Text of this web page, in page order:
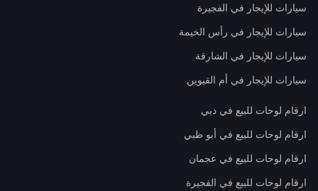
سيارات للإيجار في الفجيرة
سيارات للإيجار في رأس الخيمة
سيارات للإيجار في الشارقة
سيارات للإيجار في أم القيوين
ارقام لوحات للبيع في دبي
ارقام لوحات للبيع في أبو ظبي
ارقام لوحات للبيع في عجمان
ارقام لوحات للبيع في الفجيرة